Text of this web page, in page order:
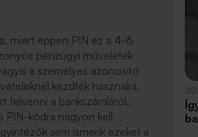
miért éppen PIN ez a 4-6
pénzügyi műveletek
a személyes azonosító
kezdték használni,
felvenni a bankszámláról.
PIN-kódra nagyon kell
sem ismerik ezeket a